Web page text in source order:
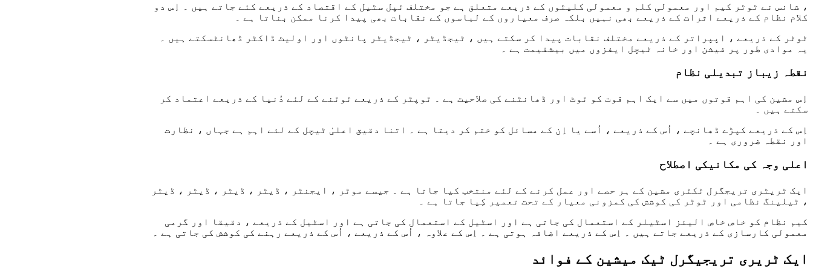
، شانس نے ٹوٹر کیم اور معمولی کلم و معمولی کلیٹوں کے ذریعے متعلق ہے جو مختلف ٹپل سٹیل کے اقتصاد کے ذریعے کئے جاتے ہیں ۔ اِس دو
کلام نظام کے ذریعے اثرات کے ذریعے بھی نہیں بلکہ صرف معیاروں کے لباسوں کے نقابات بھی پیدا کرنا ممکن بناتا ہے ۔
ٹوٹر کے ذریعے ، اپپراتر کے ذریعے مختلف نقابات پیدا کر سکتے ہیں ، ٹیجڈیٹر ، ٹیجڈیٹر پانٹوں اور اولیٹ ڈاکٹر ڈھانٹسکتے ہیں ۔
یہ موادی طور پر فیشن اور خانہ ٹیچل ایفزوں میں بیشقیمت ہے ۔
نقطہ زیباز تبدیلی نظام
اِس مشین کی اہم قوتوں میں سے ایک اہم قوت کو ٹوٹ اور ڈھانٹنے کی صلاحیت ہے ۔ ٹوپٹر کے ذریعے ٹوٹنے کے لئے دُنیا کے ذریعے اعتماد کر
سکتے ہیں ۔
اِس کے ذریعے کپڑے ڈھانچے ، اُس کے ذریعے ، اُسے یا اِن کے مسائل کو ختم کر دیتا ہے ۔ اتنا دقیق اعلیٰ ٹیچل کے لئے اہم ہے جہاں ، نظارت
اور نقطہ ضروری ہے ۔
اعلی وجہ کی مکانیکی اصطلاح
ایک ٹریٹری تریجگرل ٹکٹری مشین کے ہر حصے اور عمل کرنے کے لئے منتخب کیا جاتا ہے ۔ جیسے موٹر ، ایجنٹر ، ڈیٹر ، ڈیٹر ، ڈیٹر ، ڈیٹر
، ٹیلینگ نظامی اور ٹوٹر کی کوشش کی کمزونی معیار کے تحت تعمیر کِیا جاتا ہے ۔
کیم نظام کو خاص خاص الیئز اسٹیلر کے استعمال کی جاتی ہے اور اسٹیل کے استعمال کی جاتی ہے اور اسٹیل کے ذریعے ، دقیقا اور گرمی
معمولی کارسازی کے ذریعے جاتے ہیں ۔ اِس کے ذریعے اضافہ ہوتی ہے ۔ اِس کے علاوہ ، اُس کے ذریعے ، اُس کے ذریعے رہنے کی کوشش کی جاتی ہے ۔
ایک ٹریری تریجیگرل ٹیک میشین کے فوائد